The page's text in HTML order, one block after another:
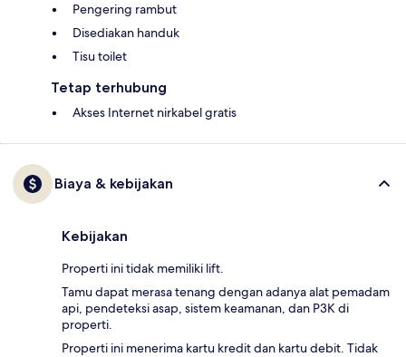
Pengering rambut
Disediakan handuk
Tisu toilet
Tetap terhubung
Akses Internet nirkabel gratis
Biaya & kebijakan
Kebijakan
Properti ini tidak memiliki lift.
Tamu dapat merasa tenang dengan adanya alat pemadam
api, pendeteksi asap, sistem keamanan, dan P3K di
properti.
Properti ini menerima kartu kredit dan kartu debit. Tidak